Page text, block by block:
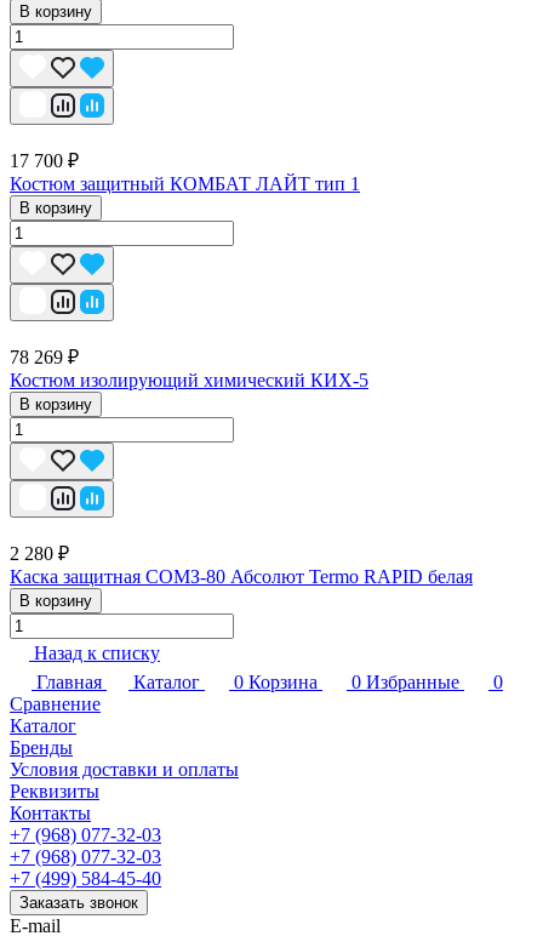
В корзину
17 700 ₽
Костюм защитный КОМБАТ ЛАЙТ тип 1
В корзину
78 269 ₽
Костюм изолирующий химический КИХ-5
В корзину
2 280 ₽
Каска защитная СОМЗ-80 Абсолют Termo RAPID белая
В корзину
Назад к списку
Главная
Каталог 0 Корзина 0 Избранные
0
Сравнение
Каталог
Бренды
Условия доставки и оплаты
Реквизиты
Контакты
+7 (968) 077-32-03
+7 (968) 077-32-03
+7 (499) 584-45-40
Заказать звонок
E-mail